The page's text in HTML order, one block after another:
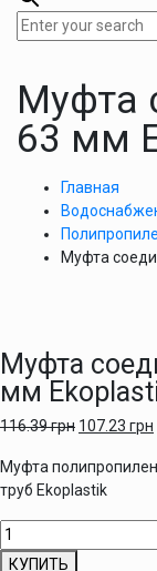
Муфта
63 мм
Главная
Муфта
Муфта
мм
116.39грн 107.23 грн
Муфта
труб Ekoplastik
Количество
товара
КУПИТЬ